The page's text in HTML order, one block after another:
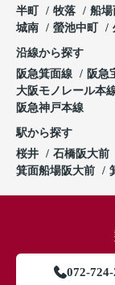
半町
牧落 船場
城南
螢池中町
沿線から探す
阪急箕面線
阪急
大阪モノレール本
阪急神戸本線
駅から探す
桜井
石橋阪大前
箕面船場阪大前
072-724-